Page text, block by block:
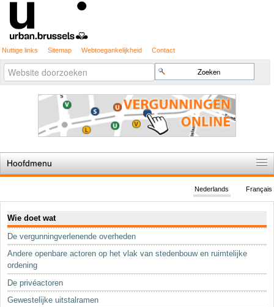
Nuttige links Sitemap Webtoegankelijkheid Contact
Zoek
Geavanceerd
zoeken...
Hoofdmenu
De spelregels
Stedenbouwkundige vergunning
Cartografie
Studies en publicaties
Sleutelwoorden
Stedenbouwkundige inlichtingen
Français
Nederlands
Wie doet wat
De vergunningverlenende overheden
Andere openbare actoren op het vlak van stedenbouw en ruimtelijke
ordening
De privéactoren
Gewestelijke uitstalramen